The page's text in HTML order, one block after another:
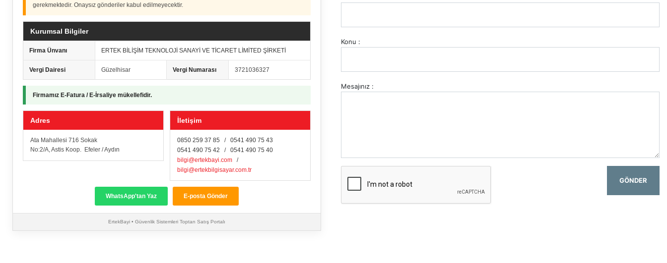
gerekmektedir. Onaysız gönderiler kabul edilmeyecektir.
Kurumsal Bilgiler
Firma Ünvanı ERTEK BİLİŞİM TEKNOLOJİ SANAYİ VE TİCARET LİMİTED ŞİRKETİ
Vergi Dairesi Güzelhisar Vergi Numarası 3721036327
Firmamız E-Fatura / E-İrsaliye mükellefidir.
Adres
Ata Mahallesi 716 Sokak
No:2/A, Astis Koop. Efeler / Aydın
İletişim
0850 259 37 85 / 0541 490 75 43
0541 490 75 42
/ 0541 490 75 40
bilgi@ertekbayi.com
/
bilgi@ertekbilgisayar.com.tr
WhatsApp'tan Yaz E-posta Gönder
ErtekBayi • Güvenlik Sistemleri Toptan Satış Portalı
Konu :
Mesajınız :
GÖNDER